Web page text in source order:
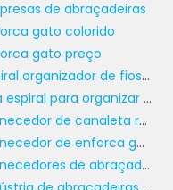
para cada
a vida útil dos
a segurança
de estar atento
durante todo o
de abraçadeiras
gato colorido
gato preço
Espiral organizador de fios e cabos
Fita espiral para organizar cabos
Fornecedor de canaleta recorte aberto
Fornecedor de enforca gato
Fornecedores de abraçadeiras de nylon